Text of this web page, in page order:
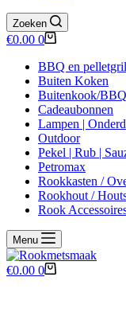
Zoeken
Winkelwagen
€0.00 0
BBQ en
Buiten Koken
Buitenkook/
Cadeaubonnen
Lampen |
Outdoor
Pekel | Rub |
Petromax
Rookkasten /
Rookhout /
Rook
Menu
Winkelwagen
€0.00 0